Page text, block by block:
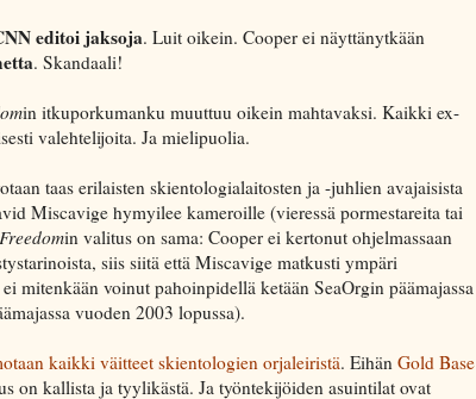
editoi jaksoja. Luit oikein. Cooper ei näyttänytkään
. Skandaali!
in itkuporkumanku muuttuu oikein mahtavaksi. Kaikki ex-
valehtelijoita. Ja mielipuolia.
taas erilaisten skientologialaitosten ja -juhlien avajaisista
Miscavige hymyilee kameroille (vieressä pormestareita tai
Freedomin valitus on sama: Cooper ei kertonut ohjelmassaan
siis siitä että Miscavige matkusti ympäri
mitenkään voinut pahoinpidellä ketään SeaOrgin päämajassa
vuoden 2003 lopussa).
kaikki väitteet skientologien orjaleiristä. Eihän Gold Base
on kallista ja tyylikästä. Ja työntekijöiden asuintilat ovat